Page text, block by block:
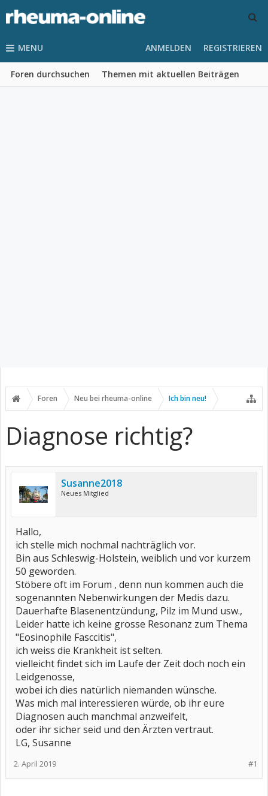
MENU
Foren durchsuchen Themen mit aktuellen Beiträgen
ANMELDEN REGISTRIEREN
Foren Neu bei rheuma-online Ich bin neu!
Diagnose richtig?
Susanne2018
Neues Mitglied
Hallo,
ich stelle mich nochmal nachträglich vor.
Bin aus Schleswig-Holstein, weiblich und vor kurzem
50 geworden.
Stöbere oft im Forum , denn nun kommen auch die
sogenannten Nebenwirkungen der Medis dazu.
Dauerhafte Blasenentzündung, Pilz im Mund usw.,
Leider hatte ich keine grosse Resonanz zum Thema
"Eosinophile Fasccitis",
ich weiss die Krankheit ist selten.
vielleicht findet sich im Laufe der Zeit doch noch ein
Leidgenosse,
wobei ich dies natürlich niemanden wünsche.
Was mich mal interessieren würde, ob ihr eure
Diagnosen auch manchmal anzweifelt,
oder ihr sicher seid und den Ärzten vertraut.
LG, Susanne
#1
2. April 2019